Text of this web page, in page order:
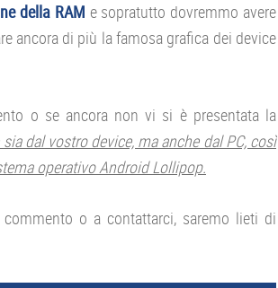
della RAM e sopratutto dovremmo avere
ancora di più la famosa grafica dei device
o se ancora non vi si è presentata la
dal vostro device, ma anche dal PC, così
operativo Android Lollipop.
o a contattarci, saremo lieti di